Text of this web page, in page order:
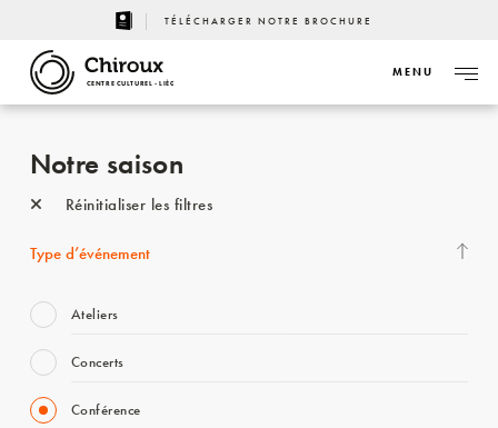
TÉLÉCHARGER NOTRE BROCHURE
CENTRE CULTUREL - LIÈGE
MENU
Notre saison
Réinitialiser les filtres
Type d’événement
Ateliers
Concerts
Conférence